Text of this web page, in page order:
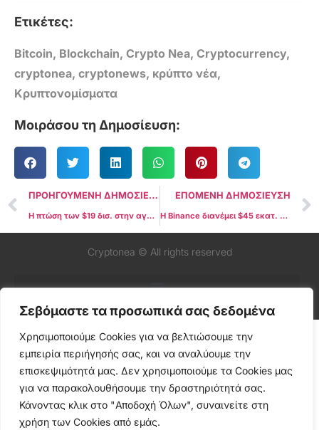
Σεβόμαστε τα προσωπικά σας δεδομένα
Χρησιμοποιούμε Cookies για να βελτιώσουμε την
εμπειρία περιήγησής σας, και να αναλύουμε την
επισκεψιμότητά μας. Δεν χρησιμοποιούμε τα Cookies μας
για να παρακολουθήσουμε την δραστηριότητά σας.
Κάνοντας κλικ στο "Αποδοχή Όλων", συναινείτε στη
χρήση των Cookies από εμάς.
Ετικέτες:
Bitcoin, Blockchain, Crypto Nea, Cryptocurrency,
cryptonea, cryptonews, κρύπτο νέα,
Κρυπτονομίσματα
Μοιράσου τη Δημοσίευση:
ΠΡΟΗΓΟΥΜΕΝΗ ΔΗΜΟΣΙΕΥΣΗ
Η πτώση των $19 δισ. στην αγορά crypto θεωρείται «ελεγχόμενο reset» και όχι αλυσιδωτή κατάρρευση
ΕΠΟΜΕΝΗ ΔΗΜΟΣΙΕΥΣΗ
Η Binance διανέμει $45 εκατ. σε BNB ως αirdrop για traders memecoins που επλήγησαν από το κραχ της αγοράς
Cryptonea © All rights reserved